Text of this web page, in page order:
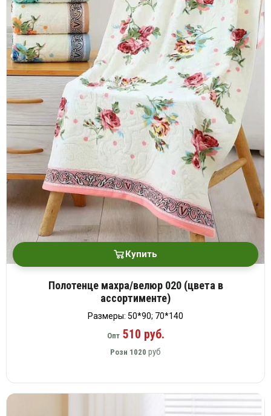
Купить
Полотенце махра/велюр 020 (цвета в
ассортименте)
Размеры: 50*90; 70*140
Опт510 руб.
Розн 1020 руб